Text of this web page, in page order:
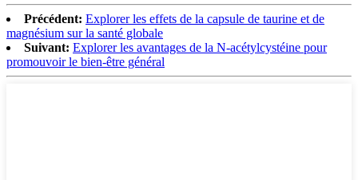
Précédent: Explorer les effets de la capsule de taurine et de
magnésium sur la santé globale
Suivant: Explorer les avantages de la N-acétylcystéine pour
promouvoir le bien-être général